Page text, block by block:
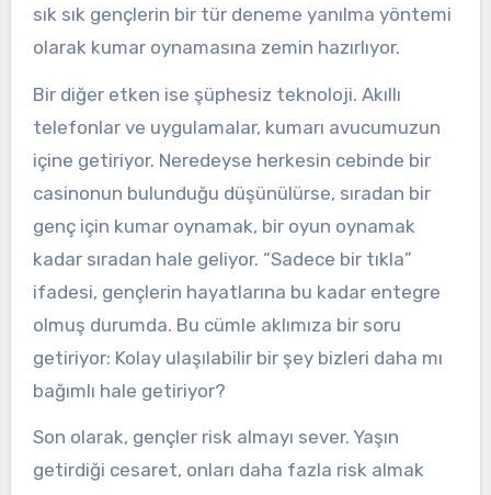
sık sık gençlerin bir tür deneme yanılma yöntemi
olarak kumar oynamasına zemin hazırlıyor.
Bir diğer etken ise şüphesiz teknoloji. Akıllı
telefonlar ve uygulamalar, kumarı avucumuzun
içine getiriyor. Neredeyse herkesin cebinde bir
casinonun bulunduğu düşünülürse, sıradan bir
genç için kumar oynamak, bir oyun oynamak
kadar sıradan hale geliyor. “Sadece bir tıkla”
ifadesi, gençlerin hayatlarına bu kadar entegre
olmuş durumda. Bu cümle aklımıza bir soru
getiriyor: Kolay ulaşılabilir bir şey bizleri daha mı
bağımlı hale getiriyor?
Son olarak, gençler risk almayı sever. Yaşın
getirdiği cesaret, onları daha fazla risk almak